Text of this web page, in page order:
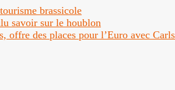
brassicole
savoir sur le houblon
offre des places pour l’Euro avec